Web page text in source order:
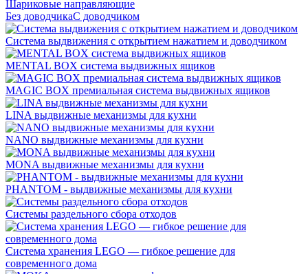
Шариковые направляющие
Без доводчикаС доводчиком
Система выдвижения с открытием нажатием и доводчиком
MENTAL BOX система выдвижных ящиков
MAGIC BOX премиальная система выдвижных ящиков
LINA выдвижные механизмы для кухни
NANO выдвижные механизмы для кухни
MONA выдвижные механизмы для кухни
PHANTOM - выдвижные механизмы для кухни
Системы раздельного сбора отходов
Система хранения LEGO — гибкое решение для
современного дома